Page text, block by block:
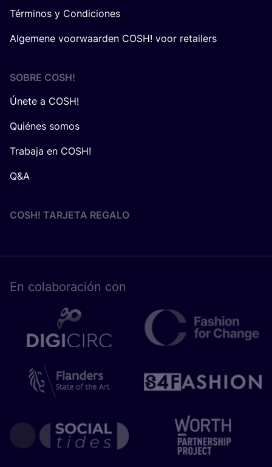
Términos y Condiciones
Algemene voorwaarden COSH! voor retailers
SOBRE COSH!
Únete a COSH!
Quiénes somos
Trabaja en COSH!
Q&A
COSH! TARJETA REGALO
En cola­bo­ra­ción con